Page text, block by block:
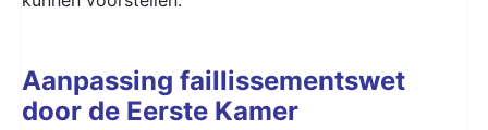
Aanpassing faillissementswet
door de Eerste Kamer